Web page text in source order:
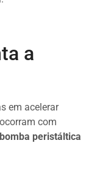
a
em acelerar
com
bomba peristáltica